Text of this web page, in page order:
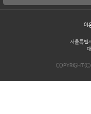
이
서울특별